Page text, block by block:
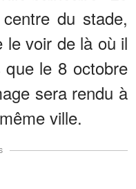
du stade,
le voir de là où il
que le 8 octobre
sera rendu à
ville.